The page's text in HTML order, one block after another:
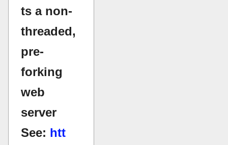
ts a non-
threaded,
pre-
forking
web
server
See: htt